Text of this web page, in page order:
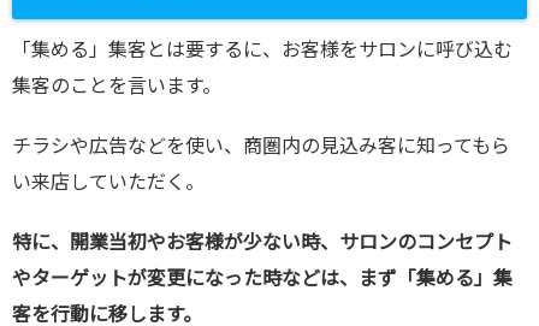
「集める」集客とは要するに、お客様をサロンに呼び込む
集客のことを言います。
チラシや広告などを使い、商圏内の見込み客に知ってもら
い来店していただく。
特に、開業当初やお客様が少ない時、サロンのコンセプト
やターゲットが変更になった時などは、まず「集める」集
客を行動に移します。